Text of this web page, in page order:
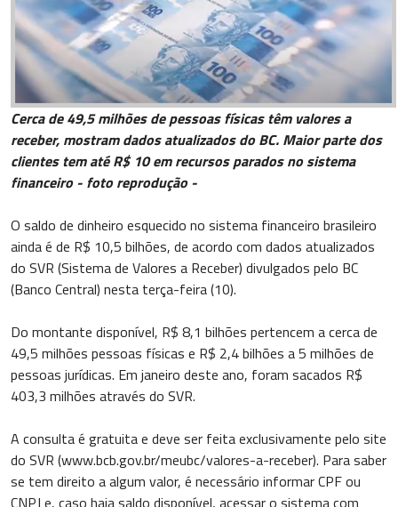
Cerca de 49,5 milhões de pessoas físicas têm valores a
receber, mostram dados atualizados do BC. Maior parte dos
clientes tem até R$ 10 em recursos parados no sistema
financeiro - foto reprodução -
O saldo de dinheiro esquecido no sistema financeiro brasileiro
ainda é de R$ 10,5 bilhões, de acordo com dados atualizados
do SVR (Sistema de Valores a Receber) divulgados pelo BC
(Banco Central) nesta terça-feira (10).
Do montante disponível, R$ 8,1 bilhões pertencem a cerca de
49,5 milhões pessoas físicas e R$ 2,4 bilhões a 5 milhões de
pessoas jurídicas. Em janeiro deste ano, foram sacados R$
403,3 milhões através do SVR.
A consulta é gratuita e deve ser feita exclusivamente pelo site
do SVR (www.bcb.gov.br/meubc/valores-a-receber). Para saber
se tem direito a algum valor, é necessário informar CPF ou
CNPJ e, caso haja saldo disponível, acessar o sistema com